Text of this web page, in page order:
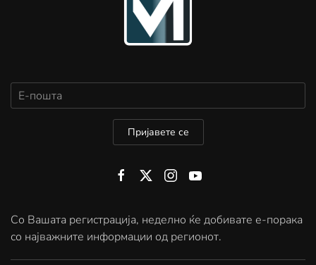
Пријавете се
Со Вашата регистрација, неделно ќе добивате е-порака
со најважните информации од регионот.